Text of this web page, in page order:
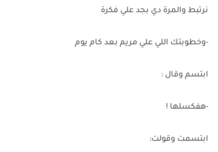
نرتبط والمرة دي بجد علي فكرة
-وخطوبتك اللي علي مريم بعد كام يوم
ابتسم وقال :
-هفكسلها !
ابتسمت وقولت: